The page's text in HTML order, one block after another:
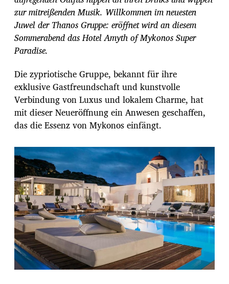
m
zur mitreißenden Musik. Willkommen im neuesten
Juwel der Thanos Gruppe: eröffnet wird an diesem
Sommerabend das Hotel Amyth of Mykonos Super
Paradise.
Die zypriotische Gruppe, bekannt für ihre
exklusive Gastfreundschaft und kunstvolle
Verbindung von Luxus und lokalem Charme, hat
mit dieser Neueröffnung ein Anwesen geschaffen,
das die Essenz von Mykonos einfängt.